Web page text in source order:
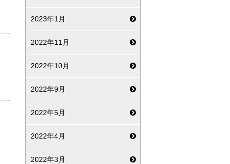
2023年1月
2022年11月
2022年10月
2022年9月
2022年5月
2022年4月
2022年3月